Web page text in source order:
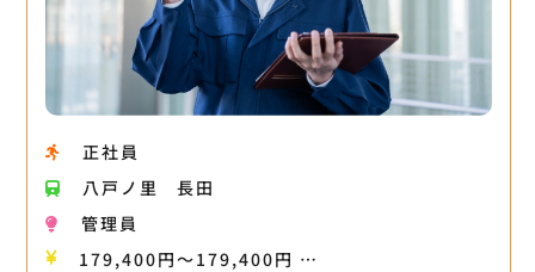
正社員
八戸ノ里
長田
管理員
179,400円〜179,400円 …